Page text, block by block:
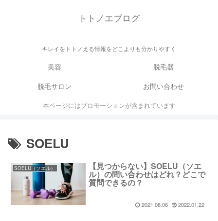
トトノエブログ
キレイをトトノえる情報をどこよりも分かりやすく
美容
脱毛器
脱毛サロン
お問い合わせ
本ページにはプロモーションが含まれています
SOELU
SOELU（ソエル） 【見つからない】SOELU（ソエ
ル）の問い合わせはどれ？どこで
質問できるの？
2021.08.06 2022.01.22